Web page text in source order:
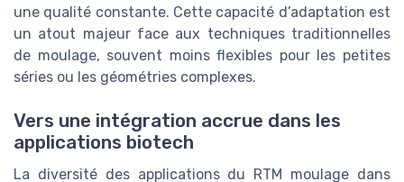
une qualité constante. Cette capacité d’adaptation est
un atout majeur face aux techniques traditionnelles
de moulage, souvent moins flexibles pour les petites
séries ou les géométries complexes.
Vers une intégration accrue dans les
applications biotech
La diversité des applications du RTM moulage dans